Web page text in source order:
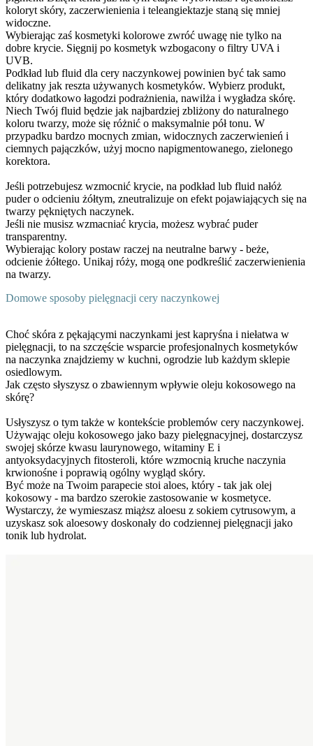
koloryt skóry, zaczerwienienia i teleangiektazje staną się mniej
widoczne.
Wybierając zaś kosmetyki kolorowe zwróć uwagę nie tylko na
dobre krycie. Sięgnij po kosmetyk wzbogacony o filtry UVA i
UVB.
Podkład lub fluid dla cery naczynkowej powinien być tak samo
delikatny jak reszta używanych kosmetyków. Wybierz produkt,
który dodatkowo łagodzi podrażnienia, nawilża i wygładza skórę.
Niech Twój fluid będzie jak najbardziej zbliżony do naturalnego
koloru twarzy, może się różnić o maksymalnie pół tonu. W
przypadku bardzo mocnych zmian, widocznych zaczerwienień i
ciemnych pajączków, użyj mocno napigmentowanego, zielonego
korektora.
Jeśli potrzebujesz wzmocnić krycie, na podkład lub fluid nałóż
puder o odcieniu żółtym, zneutralizuje on efekt pojawiających się na
twarzy pękniętych naczynek.
Jeśli nie musisz wzmacniać krycia, możesz wybrać puder
transparentny.
Wybierając kolory postaw raczej na neutralne barwy - beże,
odcienie żółtego. Unikaj róży, mogą one podkreślić zaczerwienienia
na twarzy.
Domowe sposoby pielęgnacji cery naczynkowej
Choć skóra z pękającymi naczynkami jest kapryśna i niełatwa w
pielęgnacji, to na szczęście wsparcie profesjonalnych kosmetyków
na naczynka znajdziemy w kuchni, ogrodzie lub każdym sklepie
osiedlowym.
Jak często słyszysz o zbawiennym wpływie oleju kokosowego na
skórę?
Usłyszysz o tym także w kontekście problemów cery naczynkowej.
Używając oleju kokosowego jako bazy pielęgnacyjnej, dostarczysz
swojej skórze kwasu laurynowego, witaminy E i
antyoksydacyjnych fitosteroli, które wzmocnią kruche naczynia
krwionośne i poprawią ogólny wygląd skóry.
Być może na Twoim parapecie stoi aloes, który - tak jak olej
kokosowy - ma bardzo szerokie zastosowanie w kosmetyce.
Wystarczy, że wymieszasz miąższ aloesu z sokiem cytrusowym, a
uzyskasz sok aloesowy doskonały do codziennej pielęgnacji jako
tonik lub hydrolat.